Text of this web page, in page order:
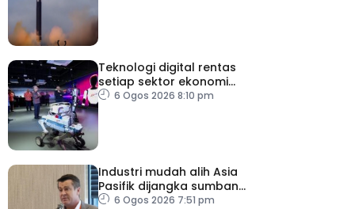
Teknologi digital rentas
setiap sektor ekonomi
diperkasa seiring
6 Ogos 2026 8:10 pm
Industri mudah alih Asia
Pasifik dijangka sumbang
AS$1.4 trilion menjelang
6 Ogos 2026 7:51 pm